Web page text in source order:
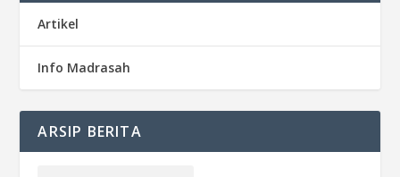
Artikel
Info Madrasah
ARSIP BERITA